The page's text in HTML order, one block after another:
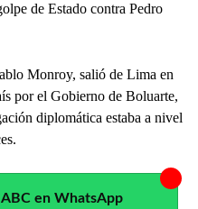
de Estado contra Pedro
Monroy, salió de Lima en
por el Gobierno de Boluarte,
diplomática estaba a nivel
en WhatsApp